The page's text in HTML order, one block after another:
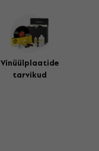
Vinüülplaatide
tarvikud